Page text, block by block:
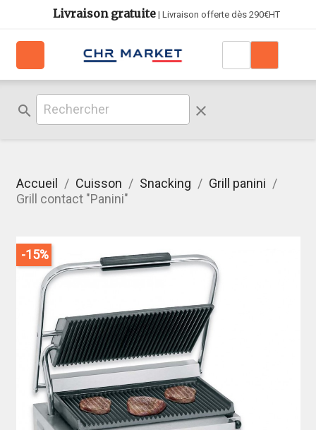
Livraison gratuite| Livraison offerte dès 290€HT
search clear
Accueil Cuisson Snacking
Grill panini
Grill contact "Panini"
-15%